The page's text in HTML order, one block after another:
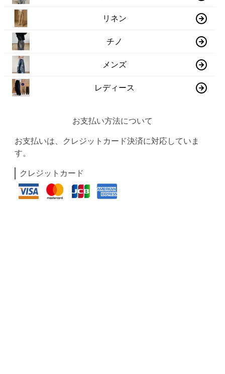
リネン
チノ
メンズ
レディース
お支払い方法について
お支払いは、クレジットカード決済に対応していま
す。
クレジットカード